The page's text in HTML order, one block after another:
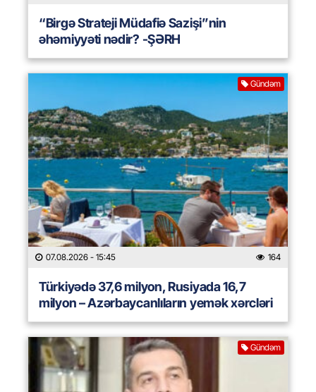
“Birgə Strateji Müdafiə Sazişi”nin
əhəmiyyəti nədir? -ŞƏRH
Gündəm
07.08.2026 - 15:45 164
Türkiyədə 37,6 milyon, Rusiyada 16,7
milyon – Azərbaycanlıların yemək xərcləri
Gündəm